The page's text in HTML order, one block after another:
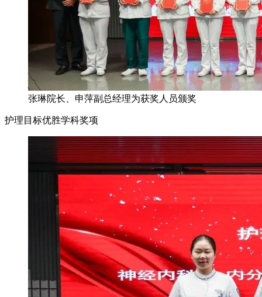
张琳院长、申萍副总经理为获奖人员颁奖
护理目标优胜学科奖项